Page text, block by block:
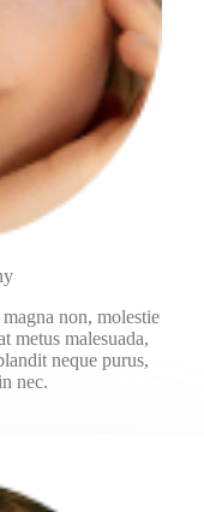
non, molestie
metus malesuada,
neque purus,
nec.